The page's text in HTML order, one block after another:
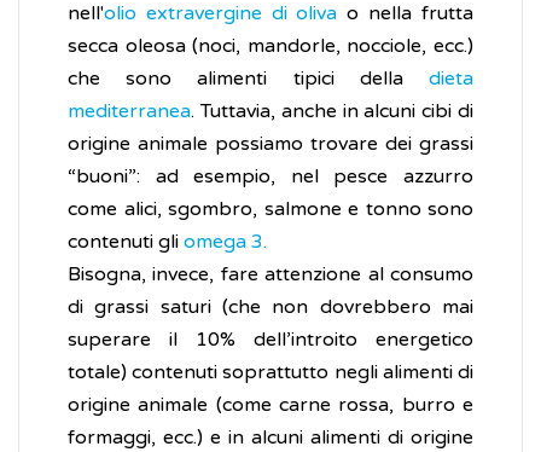
nell'olio extravergine di oliva o nella frutta
secca oleosa (noci, mandorle, nocciole, ecc.)
che sono alimenti tipici della dieta
mediterranea. Tuttavia, anche in alcuni cibi di
origine animale possiamo trovare dei grassi
“buoni”: ad esempio, nel pesce azzurro
come alici, sgombro, salmone e tonno sono
contenuti gli omega 3.
Bisogna, invece, fare attenzione al consumo
di grassi saturi (che non dovrebbero mai
superare il 10% dell’introito energetico
totale) contenuti soprattutto negli alimenti di
origine animale (come carne rossa, burro e
formaggi, ecc.) e in alcuni alimenti di origine